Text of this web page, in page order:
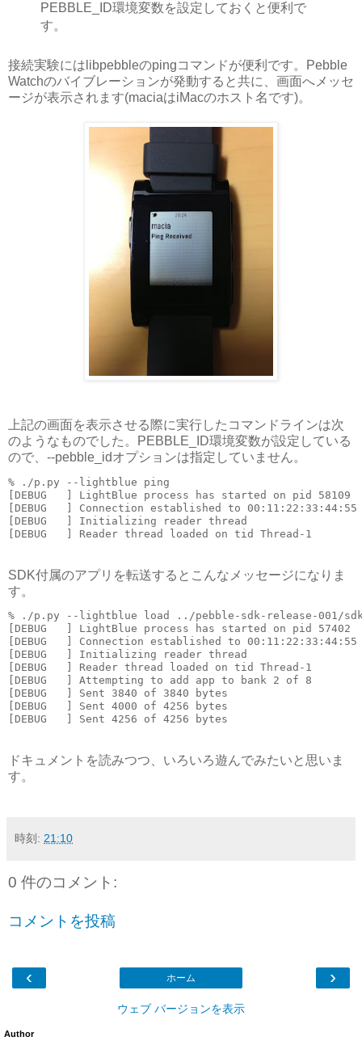
PEBBLE_ID環境変数を設定しておくと便利で
す。
接続実験にはlibpebbleのpingコマンドが便利です。Pebble
Watchのバイブレーションが発動すると共に、画面へメッセ
ージが表示されます(maciaはiMacのホスト名です)。
上記の画面を表示させる際に実行したコマンドラインは次
のようなものでした。PEBBLE_ID環境変数が設定している
ので、--pebble_idオプションは指定していません。
% ./p.py --lightblue ping
[DEBUG   ] LightBlue process has started on pid 58109
[DEBUG   ] Connection established to 00:11:22:33:44:55
[DEBUG   ] Initializing reader thread
SDK付属のアプリを転送するとこんなメッセージになりま
す。
% ./p.py --lightblue load ../pebble-sdk-release-001/
[DEBUG   ] LightBlue process has started on pid 57402
[DEBUG   ] Connection established to 00:11:22:33:44:55
[DEBUG   ] Initializing reader thread
[DEBUG   ] Reader thread loaded on tid Thread-1
[DEBUG   ] Attempting to add app to bank 2 of 8
[DEBUG   ] Sent 3840 of 3840 bytes
[DEBUG   ] Sent 4000 of 4256 bytes
ドキュメントを読みつつ、いろいろ遊んでみたいと思いま
す。
時刻: 21:10
0 件のコメント:
コメントを投稿
‹ ›
ホーム
ウェブ バージョンを表示
Author